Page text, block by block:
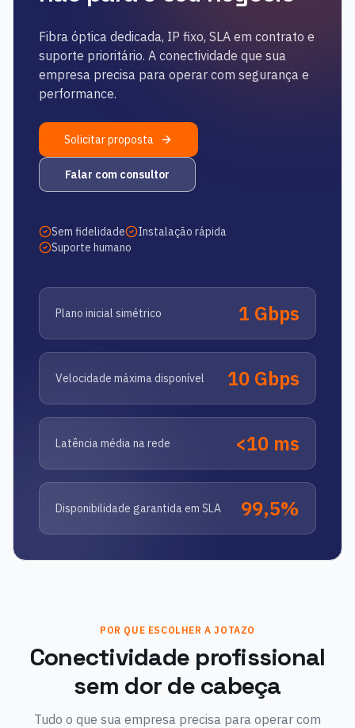
Fibra óptica dedicada, IP fixo, SLA em contrato e
suporte prioritário. A conectividade que sua
empresa precisa para operar com segurança e
performance.
Solicitar proposta
Falar com consultor
Sem fidelidade
Instalação rápida
Suporte humano
Plano inicial simétrico 1 Gbps
Velocidade máxima disponível 10 Gbps
Latência média na rede <10 ms
Disponibilidade garantida em SLA 99,5%
POR QUE ESCOLHER A JOTAZO
Conectividade profissional
sem dor de cabeça
Tudo o que sua empresa precisa para operar com